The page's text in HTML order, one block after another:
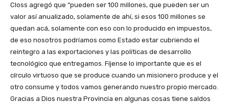
Closs agregó que “pueden ser 100 millones, que pueden ser un
valor así anualizado, solamente de ahí, si esos 100 millones se
quedan acá, solamente con eso con lo producido en impuestos,
de eso nosotros podríamos como Estado estar cubriendo el
reintegro a las exportaciones y las políticas de desarrollo
tecnológico que entregamos. Fíjense lo importante que es el
círculo virtuoso que se produce cuando un misionero produce y el
otro consume y todos vamos generando nuestro propio mercado.
Gracias a Dios nuestra Provincia en algunas cosas tiene saldos